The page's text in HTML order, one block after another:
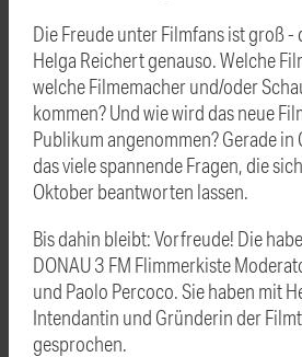
Die Freude unter Filmfans ist groß
Helga Reichert genauso. Welche
welche Filmemacher und/oder
kommen? Und wie wird das neue
Publikum angenommen? Gerade
das viele spannende Fragen, die
Oktober beantworten lassen.
Bis dahin bleibt: Vorfreude! Die
DONAU 3 FM Flimmerkiste
und Paolo Percoco. Sie haben mit
Intendantin und Gründerin der
gesprochen.